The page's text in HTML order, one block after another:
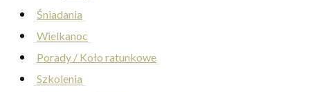
Śniadania
Wielkanoc
Porady / Koło ratunkowe
Szkolenia